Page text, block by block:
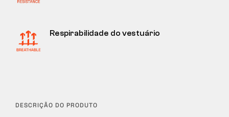
Respirabilidade do vestuário
DESCRIÇÃO DO PRODUTO